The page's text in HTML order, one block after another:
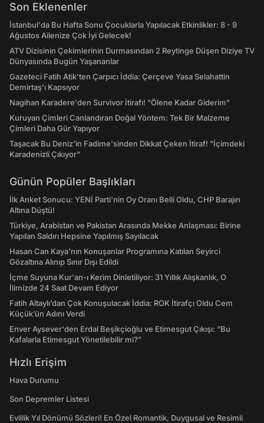
Son Eklenenler
İstanbul'da Bu Hafta Sonu Çocuklarla Yapılacak Etkinlikler: 8 - 9
Ağustos Ailenize Çok İyi Gelecek!
ATV Dizisinin Çekimlerinin Durmasından 2 Reytinge Düşen Diziye TV
Dünyasında Bugün Yaşananlar
Gazeteci Fatih Atik'ten Çarpıcı İddia: Çerçeve Yasa Selahattin
Demirtaş'ı Kapsıyor
Nagihan Karadere'den Survivor İtirafı! "Ölene Kadar Giderim"
Kuruyan Çimleri Canlandıran Doğal Yöntem: Tek Bir Malzeme
Çimleri Daha Gür Yapıyor
Taşacak Bu Deniz'in Fadime'sinden Dikkat Çeken İtiraf! "İçimdeki
Karadenizli Çıkıyor"
Günün Popüler Başlıkları
İlk Anket Sonucu: YENİ Parti'nin Oy Oranı Belli Oldu, CHP Barajın
Altına Düştü!
Türkiye, Arabistan ve Pakistan Arasında Mekke Anlaşması: Birine
Yapılan Saldırı Hepsine Yapılmış Sayılacak
Hasan Can Kaya’nın Konuşanlar Programına Katılan Seyirci
Gözaltına Alınıp Sınır Dışı Edildi
İçme Suyuna Kur'an-ı Kerim Dinletiliyor: 31 Yıllık Alışkanlık, O
İlimizde 24 Saat Devam Ediyor
Fatih Altaylı’dan Çok Konuşulacak İddia: ROK İtirafçı Oldu Cem
Küçük’ün Adını Verdi
Enver Aysever'den Erdal Beşikçioğlu ve Etimesgut Çıkışı: “Bu
Kafalarla Etimesgut Yönetilebilir mi?”
Hızlı Erişim
Hava Durumu
Son Depremler Listesi
Evlilik Yıl Dönümü Sözleri! En Özel Romantik, Duygusal ve Resimli